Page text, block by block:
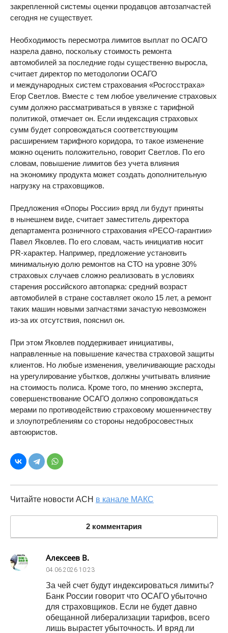
закрепленной системы оценки продавцов автозапчастей
сегодня не существует.
Необходимость пересмотра лимитов выплат по ОСАГО
назрела давно, поскольку стоимость ремонта
автомобилей за последние годы существенно выросла,
считает директор по методологии ОСАГО
и международных систем страхования «Росгосстраха»
Егор Светлов. Вместе с тем любое увеличение страховых
сумм должно рассматриваться в увязке с тарифной
политикой, отмечает он. Если индексация страховых
сумм будет сопровождаться соответствующим
расширением тарифного коридора, то такое изменение
можно оценить положительно, говорит Светлов. По его
словам, повышение лимитов без учета влияния
на экономику продукта может создать дополнительную
нагрузку на страховщиков.
Предложения «Опоры России» вряд ли будут приняты
в нынешнем виде, считает заместитель директора
департамента розничного страхования «РЕСО-гарантии»
Павел Яковлев. По его словам, часть инициатив носит
PR-характер. Например, предложение установить
минимальную долю ремонтов на СТО на уровне 30%
страховых случаев сложно реализовать в условиях
старения российского автопарка: средний возраст
автомобилей в стране составляет около 15 лет, а ремонт
таких машин новыми запчастями зачастую невозможен
из-за их отсутствия, пояснил он.
При этом Яковлев поддерживает инициативы,
направленные на повышение качества страховой защиты
клиентов. Но любые изменения, увеличивающие расходы
на урегулирование убытков, должны учитывать влияние
на стоимость полиса. Кроме того, по мнению эксперта,
совершенствование ОСАГО должно сопровождаться
мерами по противодействию страховому мошенничеству
и злоупотреблениям со стороны недобросовестных
автоюристов.
Читайте новости АСН в канале МАКС
2 комментария
Алексеев В.
04.06.2026 10:23
За чей счет будут индексироваться лимиты?
Банк России говорит что ОСАГО убыточно
для страховщиков. Если не будет давно
обещанной либерализации тарифов, всего
лишь вырастет убыточность. И вряд ли